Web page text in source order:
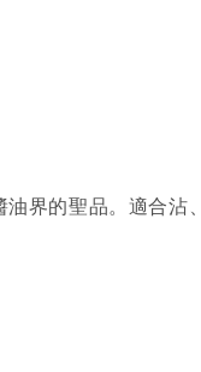
界的聖品。適合沾